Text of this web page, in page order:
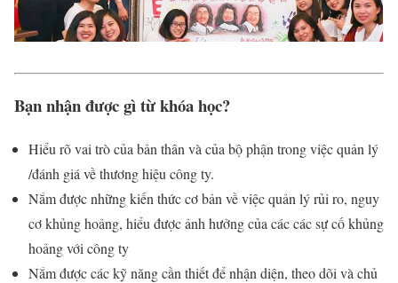
Bạn nhận được gì từ khóa học?
Hiểu rõ vai trò của bản thân và của bộ phận trong việc quản lý
/đánh giá về thương hiệu công ty.
Nắm được những kiến thức cơ bản về việc quản lý rủi ro, nguy
cơ khủng hoảng, hiểu được ảnh hưởng của các các sự cố khủng
hoảng với công ty
Nắm được các kỹ năng cần thiết để nhận diện, theo dõi và chủ